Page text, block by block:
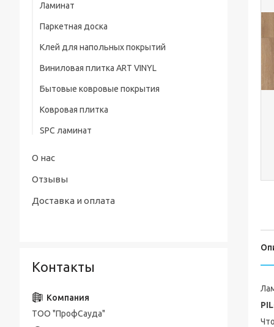
Ламинат
Паркетная доска
Клей для напольных покрытий
Виниловая плитка ART VINYL
Бытовые ковровые покрытия
Ковровая плитка
SPC ламинат
О нас
Отзывы
Доставка и оплата
Контакты
ТОО "ПрофСауда"